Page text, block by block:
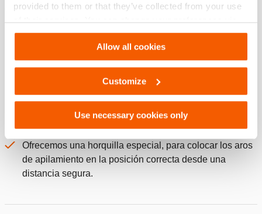
provided to them or that they’ve collected from your use
of their services. You can change your preferences via
Settings. See ourcookiestatement.
Allow all cookies
Customize
Use necessary cookies only
Características y beneficios
Fácil de colocar alrededor del émbolo del cilindro
elevador.
Bloquea mecánicamente la carga en posición durante
más tiempo.
Esto le permite trabajar con seguridad cerca y bajo la
carga.
Ofrecemos una horquilla especial, para colocar los aros
de apilamiento en la posición correcta desde una
distancia segura.